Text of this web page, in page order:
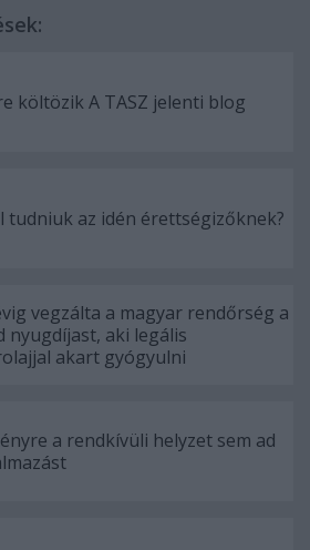
költözik A TASZ jelenti blog
tudniuk az idén érettségizőknek?
vegzálta a magyar rendőrség a
nyugdíjast, aki legális
akart gyógyulni
a rendkívüli helyzet sem ad